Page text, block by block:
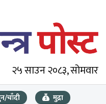
२५ साउन २०८३, सोमवार
चाँदी मुद्रा